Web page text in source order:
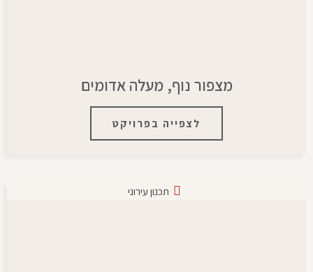
מצפור נוף, מעלה אדומים
לצפייה בפרויקט
תכנון עירוני